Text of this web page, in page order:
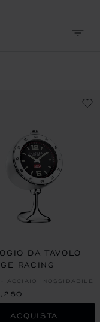
DA TAVOLO
RACING
- ACCIAIO INOSSIDABILE
ACQUISTA